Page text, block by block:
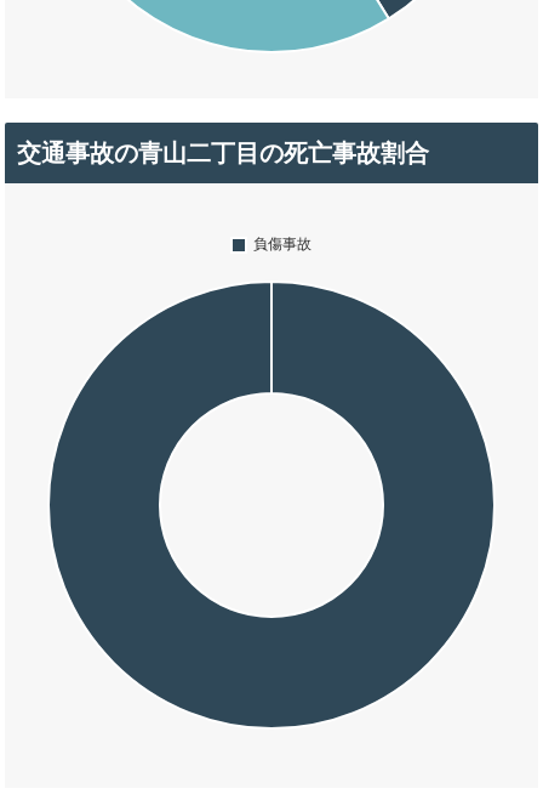
交通事故の青山二丁目の死亡事故割合